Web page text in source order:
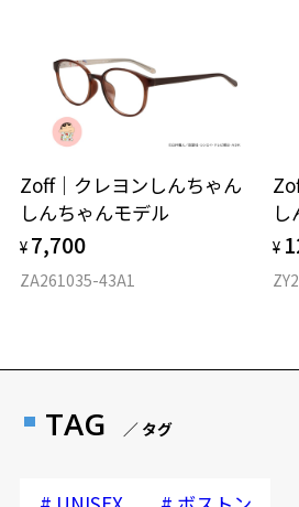
Zoff｜クレヨンしんちゃん
しんちゃんモデル
¥ 7,700
ZA261035-43A1
¥
TAG ／ タグ